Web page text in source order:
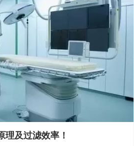
理及过滤效率！